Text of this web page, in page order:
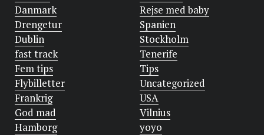
Danmark
Drengetur
Dublin
fast track
Fem tips
Flybilletter
Frankrig
God mad
Hamborg
Rejse med baby
Spanien
Stockholm
Tenerife
Tips
Uncategorized
USA
Vilnius
yoyo